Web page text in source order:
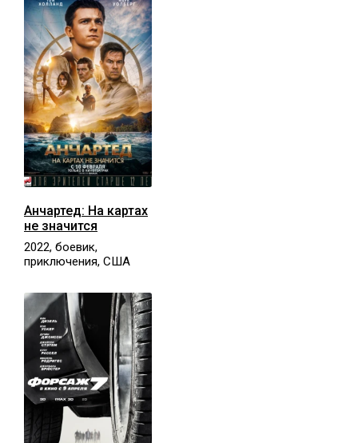
Анчартед: На картах
не значится
2022, боевик,
приключения, США